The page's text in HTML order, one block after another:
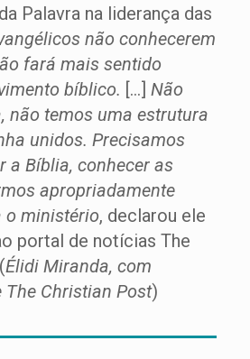
Palavra na liderança das
não conhecerem
fará mais sentido
bíblico. […] Não
não temos uma estrutura
unidos. Precisamos
a Bíblia, conhecer as
apropriadamente
o ministério, declarou ele
portal de notícias The
Élidi Miranda, com
Christian Post)